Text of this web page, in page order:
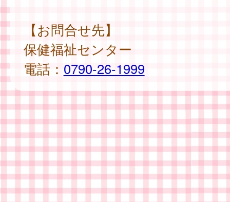
【お問合せ先】
保健福祉センター
電話： 0790-26-1999